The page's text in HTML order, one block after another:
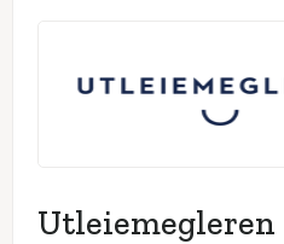
Utleiemegleren